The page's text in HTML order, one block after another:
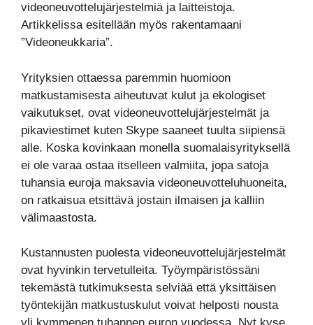
videoneuvottelujärjestelmiä ja laitteistoja.
Artikkelissa esitellään myös rakentamaani
”Videoneukkaria”.
Yrityksien ottaessa paremmin huomioon
matkustamisesta aiheutuvat kulut ja ekologiset
vaikutukset, ovat videoneuvottelujärjestelmät ja
pikaviestimet kuten Skype saaneet tuulta siipiensä
alle. Koska kovinkaan monella suomalaisyrityksellä
ei ole varaa ostaa itselleen valmiita, jopa satoja
tuhansia euroja maksavia videoneuvotteluhuoneita,
on ratkaisua etsittävä jostain ilmaisen ja kalliin
välimaastosta.
Kustannusten puolesta videoneuvottelujärjestelmät
ovat hyvinkin tervetulleita. Työympäristössäni
tekemästä tutkimuksesta selviää että yksittäisen
työntekijän matkustuskulut voivat helposti nousta